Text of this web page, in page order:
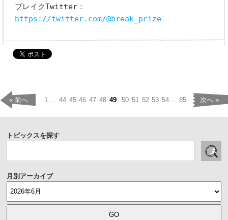
ブレイクTwitter：
https://twitter.com/@break_prize
« 前へ 1 44 45 46 47 48 49 50 51 52 53 54 85 次へ »
トピックスを探す
月別アーカイブ